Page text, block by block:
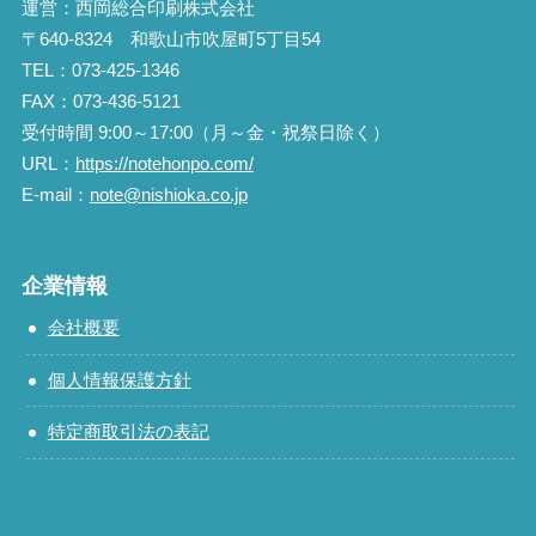
運営：西岡総合印刷株式会社
〒640-8324 和歌山市吹屋町5丁目54
TEL：073-425-1346
FAX：073-436-5121
受付時間 9:00～17:00（月～金・祝祭日除く）
URL： https://notehonpo.com/
E-mail： note@nishioka.co.jp
企業情報
会社概要
個人情報保護方針
特定商取引法の表記